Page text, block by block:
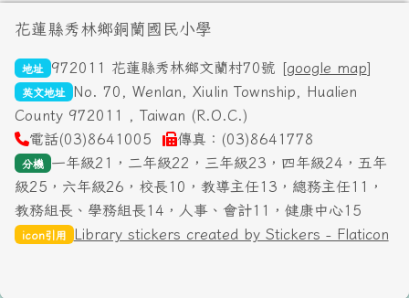
頁尾區域內容
花蓮縣秀林鄉銅蘭國民小學
地址 972011 花蓮縣秀林鄉文蘭村70號 [google map]
英文地址
No. 70, Wenlan, Xiulin Township, Hualien
County 972011 , Taiwan (R.O.C.)
電話(03)8641005
傳真：(03)8641778
分機
一年級21，二年級22，三年級23，四年級24，五年
級25，六年級26，校長10，教導主任13，總務主任11，
教務組長、學務組長14，人事、會計11，健康中心15
icon引用 Library stickers created by Stickers - Flaticon